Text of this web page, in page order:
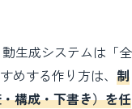
生成システムは「全
めする作り方は、 制
構成・下書き）を任